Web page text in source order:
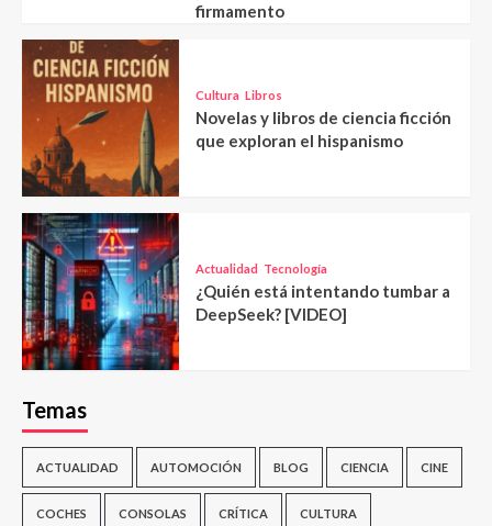
firmamento
Cultura Libros
Novelas y libros de ciencia ficción
que exploran el hispanismo
Actualidad Tecnología
¿Quién está intentando tumbar a
DeepSeek? [VIDEO]
Temas
ACTUALIDAD AUTOMOCIÓN BLOG CIENCIA CINE
COCHES CONSOLAS CRÍTICA CULTURA